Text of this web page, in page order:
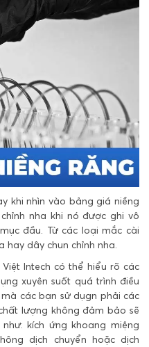
khi nhìn vào bảng giá niềng
nha khi nó được ghi vô
đầu. Từ các loại mắc cài
hay dây chun chỉnh nha.
Intech có thể hiểu rõ các
xuyên suốt quá trình điều
các bạn sử dụgn phải các
lượng không đảm bảo sẽ
kích ứng khoang miệng
dịch chuyển hoặc dịch